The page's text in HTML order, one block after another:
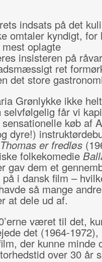
indsats på det
omtaler kyndigt, for
oplagte
insisteren på
ret
det store
Grønlykke ikke
får vi
køb af
dyre!)
Thomas er fredløs
folkekomedie
gav dem et
i dansk film –
så mange
at dele ud af.
været til det,
det (1964-1972),
der kunne minde
over 30 år